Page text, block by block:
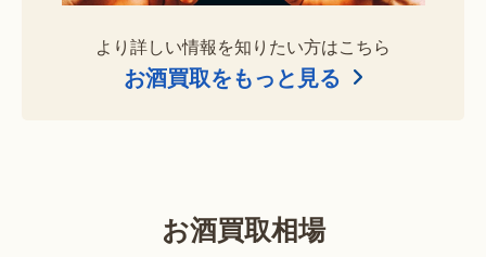
より詳しい情報を知りたい方はこちら
お酒買取をもっと見る
お酒買取相場